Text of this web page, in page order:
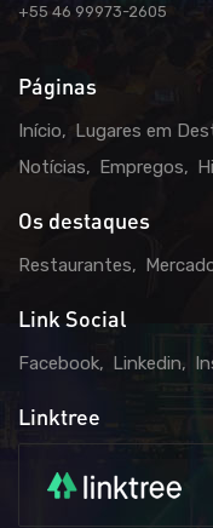
+55 46 99973-2605
Páginas
Início Lugares em
Notícias
Empregos
Os destaques
Restaurantes
Link Social
Facebook Linkedin
Linktree